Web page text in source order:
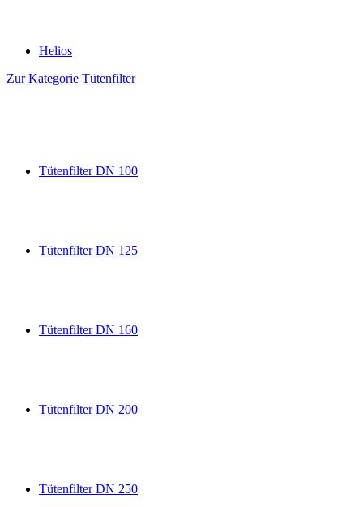
Helios
Zur Kategorie Tütenfilter
Tütenfilter DN 100
Tütenfilter DN 125
Tütenfilter DN 160
Tütenfilter DN 200
Tütenfilter DN 250